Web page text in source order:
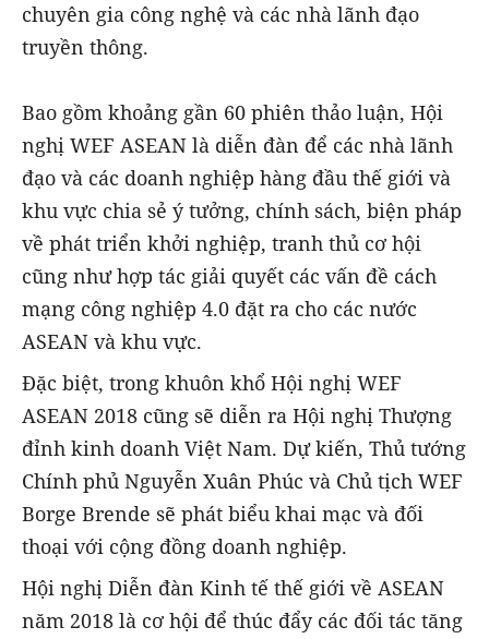
chuyên gia công nghệ và các nhà lãnh đạo
truyền thông.
Bao gồm khoảng gần 60 phiên thảo luận, Hội
nghị WEF ASEAN là diễn đàn để các nhà lãnh
đạo và các doanh nghiệp hàng đầu thế giới và
khu vực chia sẻ ý tưởng, chính sách, biện pháp
về phát triển khởi nghiệp, tranh thủ cơ hội
cũng như hợp tác giải quyết các vấn đề cách
mạng công nghiệp 4.0 đặt ra cho các nước
ASEAN và khu vực.
Đặc biệt, trong khuôn khổ Hội nghị WEF
ASEAN 2018 cũng sẽ diễn ra Hội nghị Thượng
đỉnh kinh doanh Việt Nam. Dự kiến, Thủ tướng
Chính phủ Nguyễn Xuân Phúc và Chủ tịch WEF
Borge Brende sẽ phát biểu khai mạc và đối
thoại với cộng đồng doanh nghiệp.
Hội nghị Diễn đàn Kinh tế thế giới về ASEAN
năm 2018 là cơ hội để thúc đẩy các đối tác tăng